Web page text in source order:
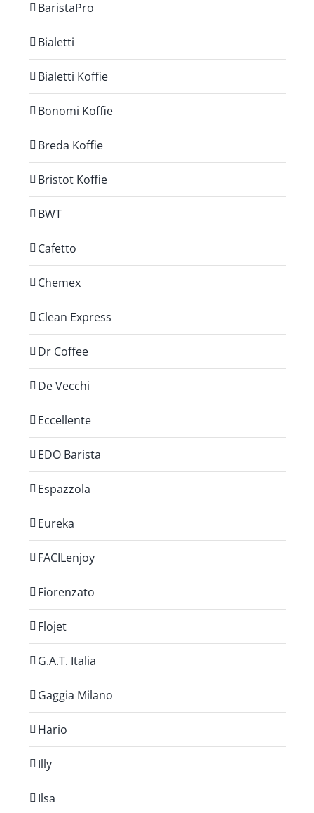
BaristaPro
Bialetti
Bialetti Koffie
Bonomi Koffie
Breda Koffie
Bristot Koffie
BWT
Cafetto
Chemex
Clean Express
Dr Coffee
De Vecchi
Eccellente
EDO Barista
Espazzola
Eureka
FACILenjoy
Fiorenzato
Flojet
G.A.T. Italia
Gaggia Milano
Hario
Illy
Ilsa